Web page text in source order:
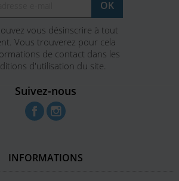
vous désinscrire à tout
Vous trouverez pour cela
de contact dans les
d'utilisation du site.
Suivez-nous
Facebook
INFORMATIONS